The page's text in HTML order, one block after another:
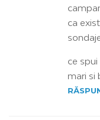
ca
ce
mari si